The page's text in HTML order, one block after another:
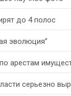
до 4 полос
эволюция”
арестам
серьезно